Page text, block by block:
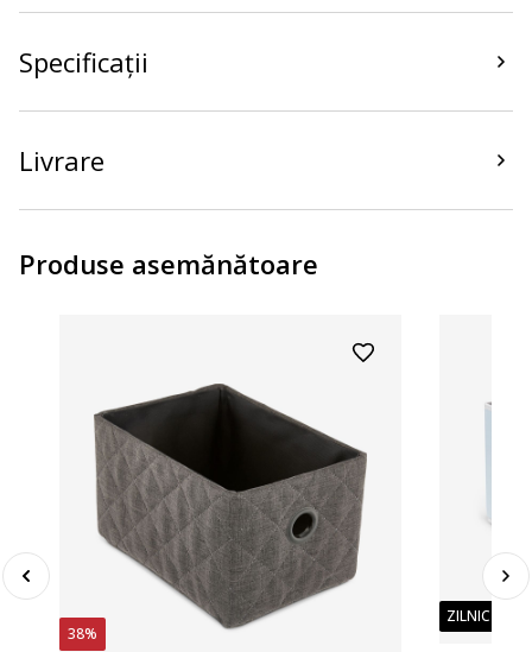
Specificații
Livrare
Produse asemănătoare
38%
ZILNIC PREȚ